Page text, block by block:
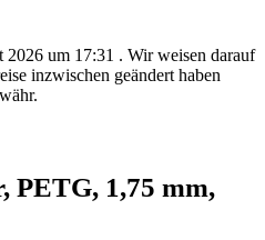
2026 um 17:31 . Wir weisen darauf
inzwischen geändert haben
PETG, 1,75 mm,